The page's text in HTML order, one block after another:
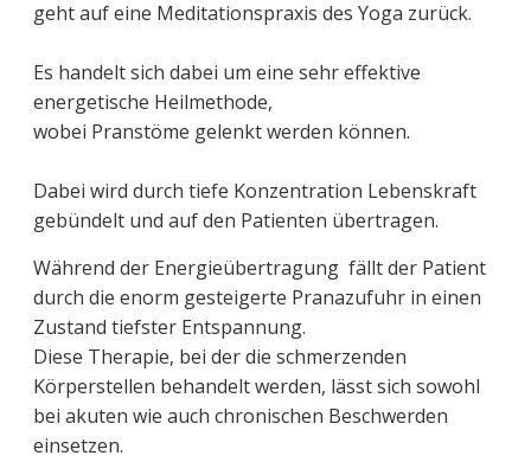
geht auf eine Meditationspraxis des Yoga zurück.
Es handelt sich dabei um eine sehr effektive
energetische Heilmethode,
wobei Pranstöme gelenkt werden können.
Dabei wird durch tiefe Konzentration Lebenskraft
gebündelt und auf den Patienten übertragen.
Während der Energieübertragung fällt der Patient
durch die enorm gesteigerte Pranazufuhr in einen
Zustand tiefster Entspannung.
Diese Therapie, bei der die schmerzenden
Körperstellen behandelt werden, lässt sich sowohl
bei akuten wie auch chronischen Beschwerden
einsetzen.